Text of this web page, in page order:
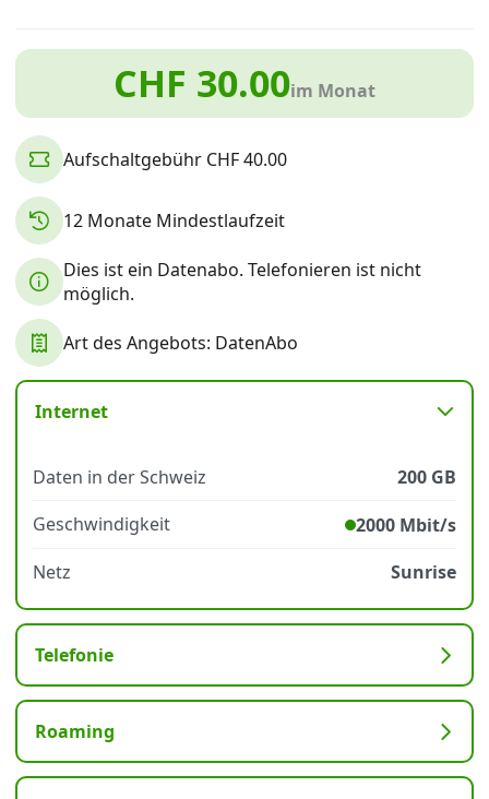
Aktionen
News
Forum
Über uns
Datenschutz·AGB·Impressum
CHF 30.00im Monat
Aufschaltgebühr CHF 40.00
12 Monate Mindestlaufzeit
Dies ist ein Datenabo. Telefonieren ist nicht
möglich.
Art des Angebots: DatenAbo
Internet
Daten in der Schweiz
200 GB
Geschwindigkeit
2000 Mbit/s
Netz
Sunrise
Telefonie
Roaming